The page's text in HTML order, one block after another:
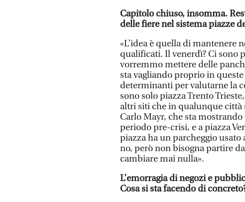
Capitolo chiuso, insomma.
delle fiere nel sistema piazze
«L’idea è quella di
qualificati. Il venerdì? Ci sono
vorremmo mettere delle
sta vagliando proprio in
determinanti per valutarne la
sono solo piazza Trento
altri siti che in qualunque città
Carlo Mayr, che sta
periodo pre-crisi, e a piazza
piazza ha un parcheggio
no, però non bisogna partire
cambiare mai nulla».
L’emorragia di negozi e
Cosa si sta facendo di